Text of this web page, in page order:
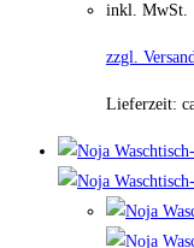
inkl. MwSt.
zzgl.
Lieferzeit: